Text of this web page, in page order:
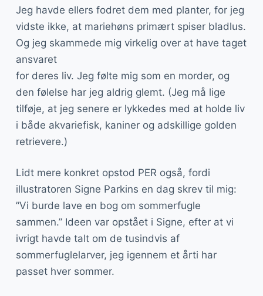
Jeg havde ellers fodret dem med planter, for jeg
vidste ikke, at mariehøns primært spiser bladlus.
Og jeg skammede mig virkelig over at have taget
ansvaret
for deres liv. Jeg følte mig som en morder, og
den følelse har jeg aldrig glemt. (Jeg må lige
tilføje, at jeg senere er lykkedes med at holde liv
i både akvariefisk, kaniner og adskillige golden
retrievere.)
Lidt mere konkret opstod PER også, fordi
illustratoren Signe Parkins en dag skrev til mig:
”Vi burde lave en bog om sommerfugle
sammen.” Ideen var opstået i Signe, efter at vi
ivrigt havde talt om de tusindvis af
sommerfuglelarver, jeg igennem et årti har
passet hver sommer.